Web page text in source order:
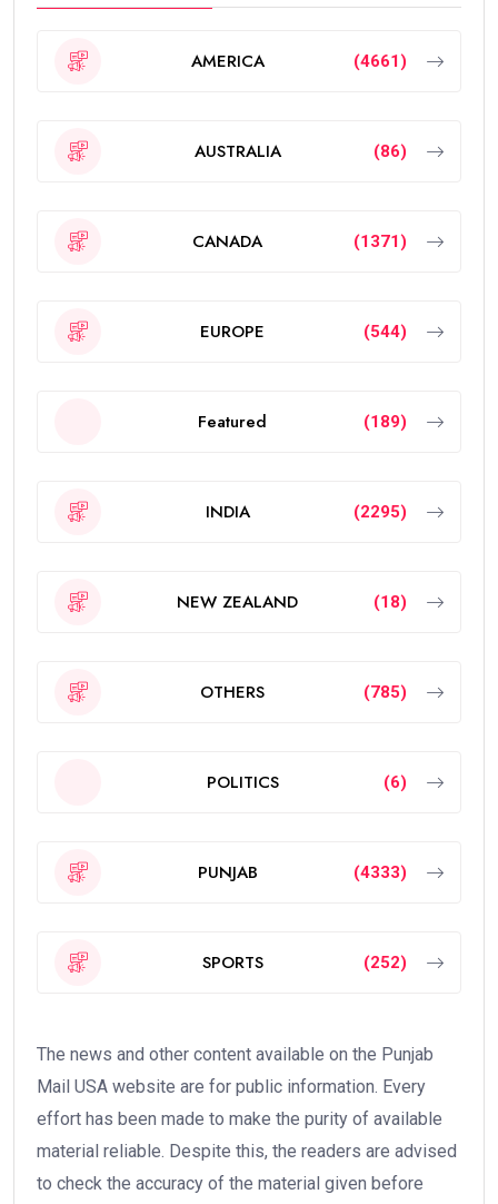
AMERICA (4661)
AUSTRALIA (86)
CANADA (1371)
EUROPE (544)
Featured (189)
INDIA (2295)
NEW ZEALAND (18)
OTHERS (785)
POLITICS (6)
PUNJAB (4333)
SPORTS (252)
The news and other content available on the Punjab
Mail USA website are for public information. Every
effort has been made to make the purity of available
material reliable. Despite this, the readers are advised
to check the accuracy of the material given before